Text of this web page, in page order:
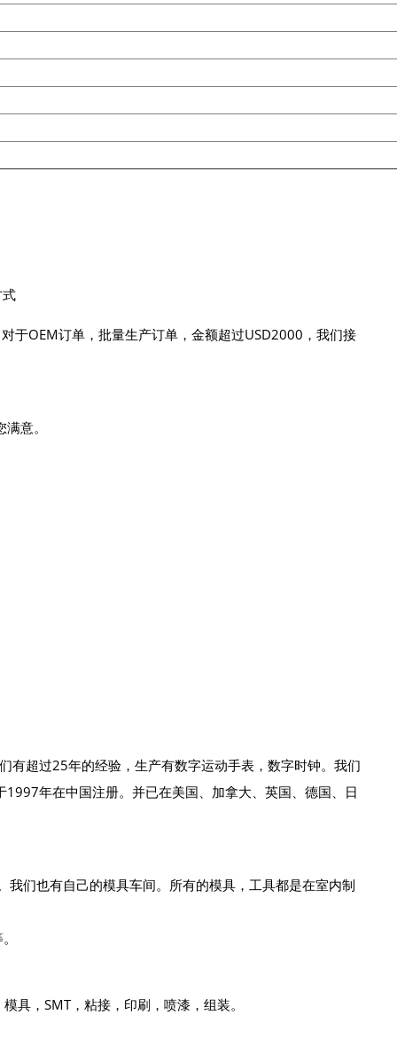
于OEM订单，批量生产订单，金额超过USD2000，我们接
意。
超过25年的经验，生产有数字运动手表，数字时钟。我们
年在中国注册。并已在美国、加拿大、英国、德国、日
们也有自己的模具车间。所有的模具，工具都是在室内制
具，SMT，粘接，印刷，喷漆，组装。